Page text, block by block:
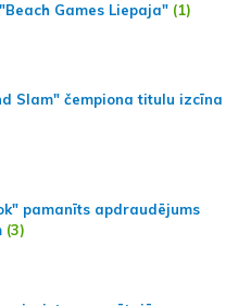
Games Liepaja" (1)
Slam" čempiona titulu izcīna
pamanīts apdraudējums
(3)